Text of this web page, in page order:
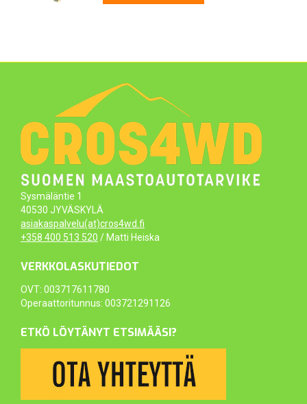
Sysmäläntie 1
40530 JYVÄSKYLÄ
asiakaspalvelu(at)cros4wd.fi
+358 400 513 520 / Matti Heiska
VERKKOLASKUTIEDOT
OVT: 003717611780
Operaattoritunnus: 003721291126
ETKÖ LÖYTÄNYT ETSIMÄÄSI?